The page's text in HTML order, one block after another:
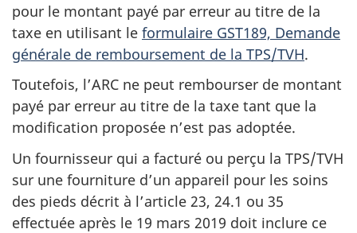
pour le montant payé par erreur au titre de la
taxe en utilisant le formulaire GST189, Demande
générale de remboursement de la TPS/TVH.
Toutefois, l’ARC ne peut rembourser de montant
payé par erreur au titre de la taxe tant que la
modification proposée n’est pas adoptée.
Un fournisseur qui a facturé ou perçu la TPS/TVH
sur une fourniture d’un appareil pour les soins
des pieds décrit à l’article 23, 24.1 ou 35
effectuée après le 19 mars 2019 doit inclure ce